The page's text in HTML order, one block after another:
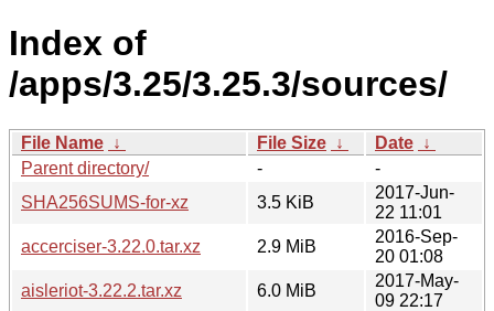
Index of
/apps/3.25/3.25.3/sources/
File Name ↓ File Size ↓ Date ↓
Parent directory/
-
-
SHA256SUMS-for-xz
3.5 KiB
2017-Jun-
22 11:01
accerciser-3.22.0.tar.xz
2.9 MiB
2016-Sep-
20 01:08
aisleriot-3.22.2.tar.xz
6.0 MiB
2017-May-
09 22:17